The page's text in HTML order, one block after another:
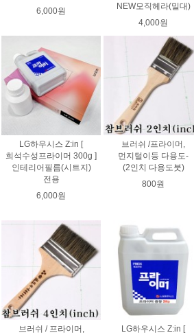
6,000원
NEW모직헤라(밀대)
4,000원
LG하우시스 Z:in [
희석수성프라이머 300g ]
인테리어필름(시트지)
전용
6,000원
브러쉬 /프라이머,
먼지털이등 다용도-
(2인치 다용도붓)
800원
브러쉬 / 프라이머,
LG하우시스 Z:in [